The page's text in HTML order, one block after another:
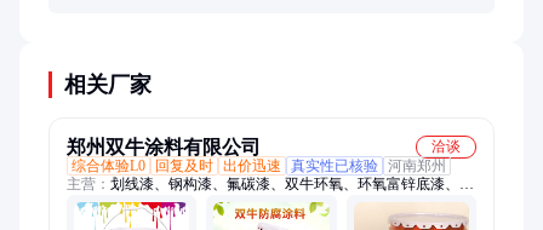
相关厂家
郑州双牛涂料有限公司
洽谈
综合体验L0
回复及时 出价迅速 真实性已核验 河南郑州
主营： 划线漆、钢构漆、氟碳漆、双牛环氧、环氧富锌底漆、环
氧煤沥青漆、乙烯漆、防腐漆、内壁漆、银粉漆、酚醛漆、醇酸